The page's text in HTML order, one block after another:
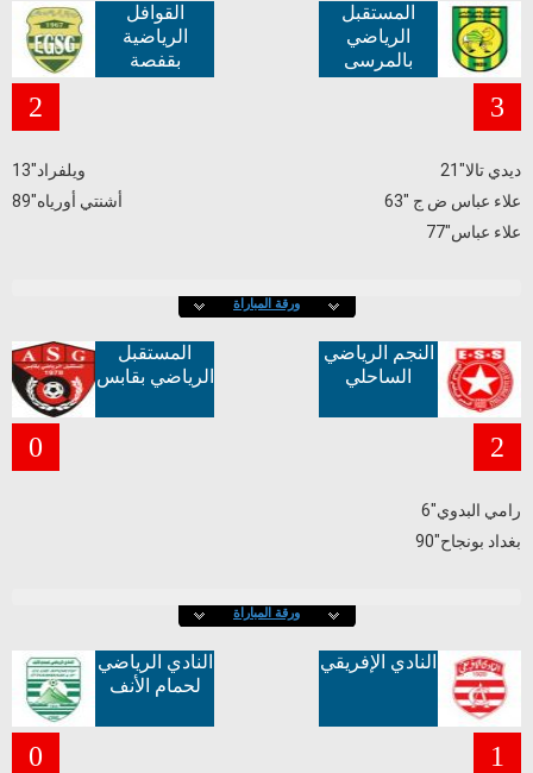
المستقبل
الرياضي
بالمرسى
3
ديدي تالا"21
علاء عباس ض ج "63
علاء عباس"77
القوافل
الرياضية
بقفصة
2
ويلفراد"13
أشنتي أورياه"89
ورقة المباراة
النجم الرياضي
الساحلي
2
رامي البدوي"6
بغداد بونجاح"90
المستقبل
الرياضي بقابس
0
ورقة المباراة
النادي الإفريقي
1
النادي الرياضي
لحمام الأنف
0